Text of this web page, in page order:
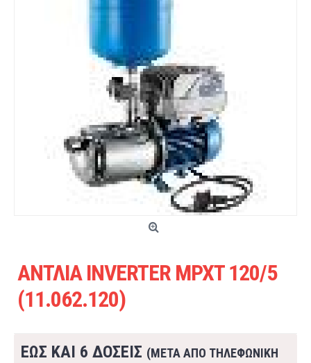
ΑΝΤΛΙΑ INVERTER MPXT 120/5
(11.062.120)
ΕΩΣ ΚΑΙ 6 ΔΟΣΕΙΣ (ΜΕΤΑ ΑΠΟ ΤΗΛΕΦΩΝΙΚΗ